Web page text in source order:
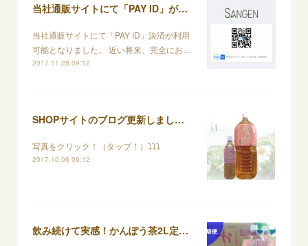
当社通販サイトにて「PAY ID」が利用可能となりました
当社通販サイトにて「PAY ID」決済が利用
可能となりました。 近い将来、完全にお…
2017.11.28 09:12
SHOPサイトのブログ更新しました！
写真をクリック！（タップ！）⤵⤵⤵
2017.10.06 09:12
飲み続けて実感！かんぽう茶2L定期便！新たにかたちを変えてスタート致します！